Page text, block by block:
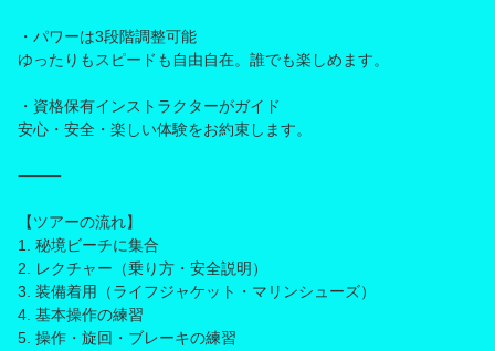
・パワーは3段階調整可能
ゆったりもスピードも自由自在。誰でも楽しめます。
・資格保有インストラクターがガイド
安心・安全・楽しい体験をお約束します。
⸻
【ツアーの流れ】
1. 秘境ビーチに集合
2. レクチャー（乗り方・安全説明）
3. 装備着用（ライフジャケット・マリンシューズ）
4. 基本操作の練習
5. 操作・旋回・ブレーキの練習